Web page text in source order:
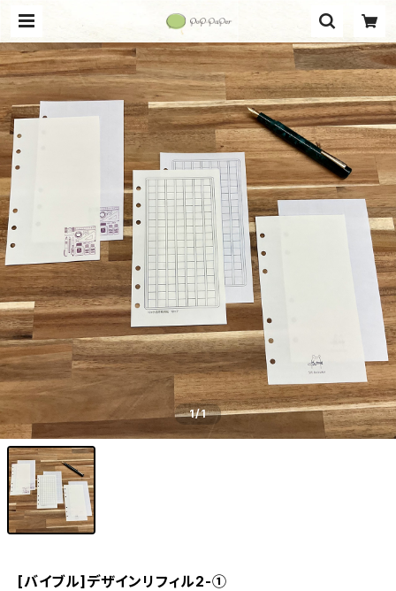
1/1
[バイブル]デザインリフィル2-①